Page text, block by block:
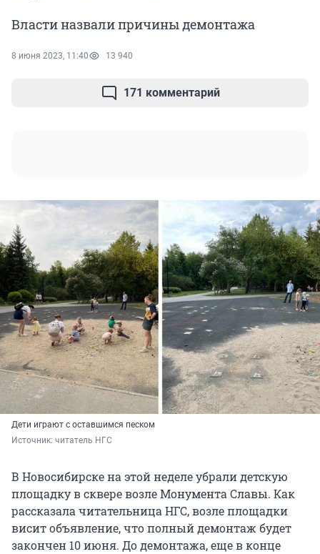
Власти назвали причины демонтажа
8 июня 2023, 11:40 13 940
171 комментарий
Дети играют с оставшимся песком
Источник: читатель НГС
В Новосибирске на этой неделе убрали детскую
площадку в сквере возле Монумента Славы. Как
рассказала читательница НГС, возле площадки
висит объявление, что полный демонтаж будет
закончен 10 июня. До демонтажа, еще в конце